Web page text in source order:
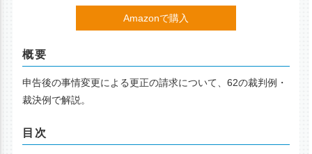
Amazonで購入
概要
申告後の事情変更による更正の請求について、62の裁判例・
裁決例で解説。
目次